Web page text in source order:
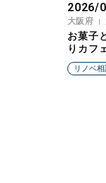
2026/
大阪府
お菓子
りカフ
リノベ